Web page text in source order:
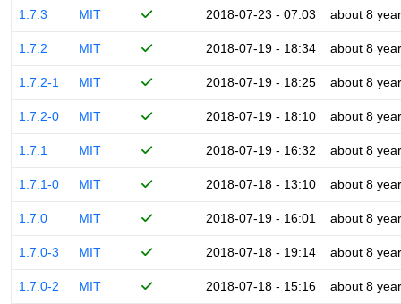
1.7.3 MIT 2018-07-23 - 07:03 about 8
1.7.2 MIT 2018-07-19 - 18:34 about 8
1.7.2-1 MIT 2018-07-19 - 18:25 about 8
1.7.2-0 MIT 2018-07-19 - 18:10 about 8
1.7.1 MIT 2018-07-19 - 16:32 about 8
1.7.1-0 MIT 2018-07-18 - 13:10 about 8
1.7.0 MIT 2018-07-19 - 16:01 about 8
1.7.0-3 MIT 2018-07-18 - 19:14 about 8
1.7.0-2 MIT 2018-07-18 - 15:16 about 8